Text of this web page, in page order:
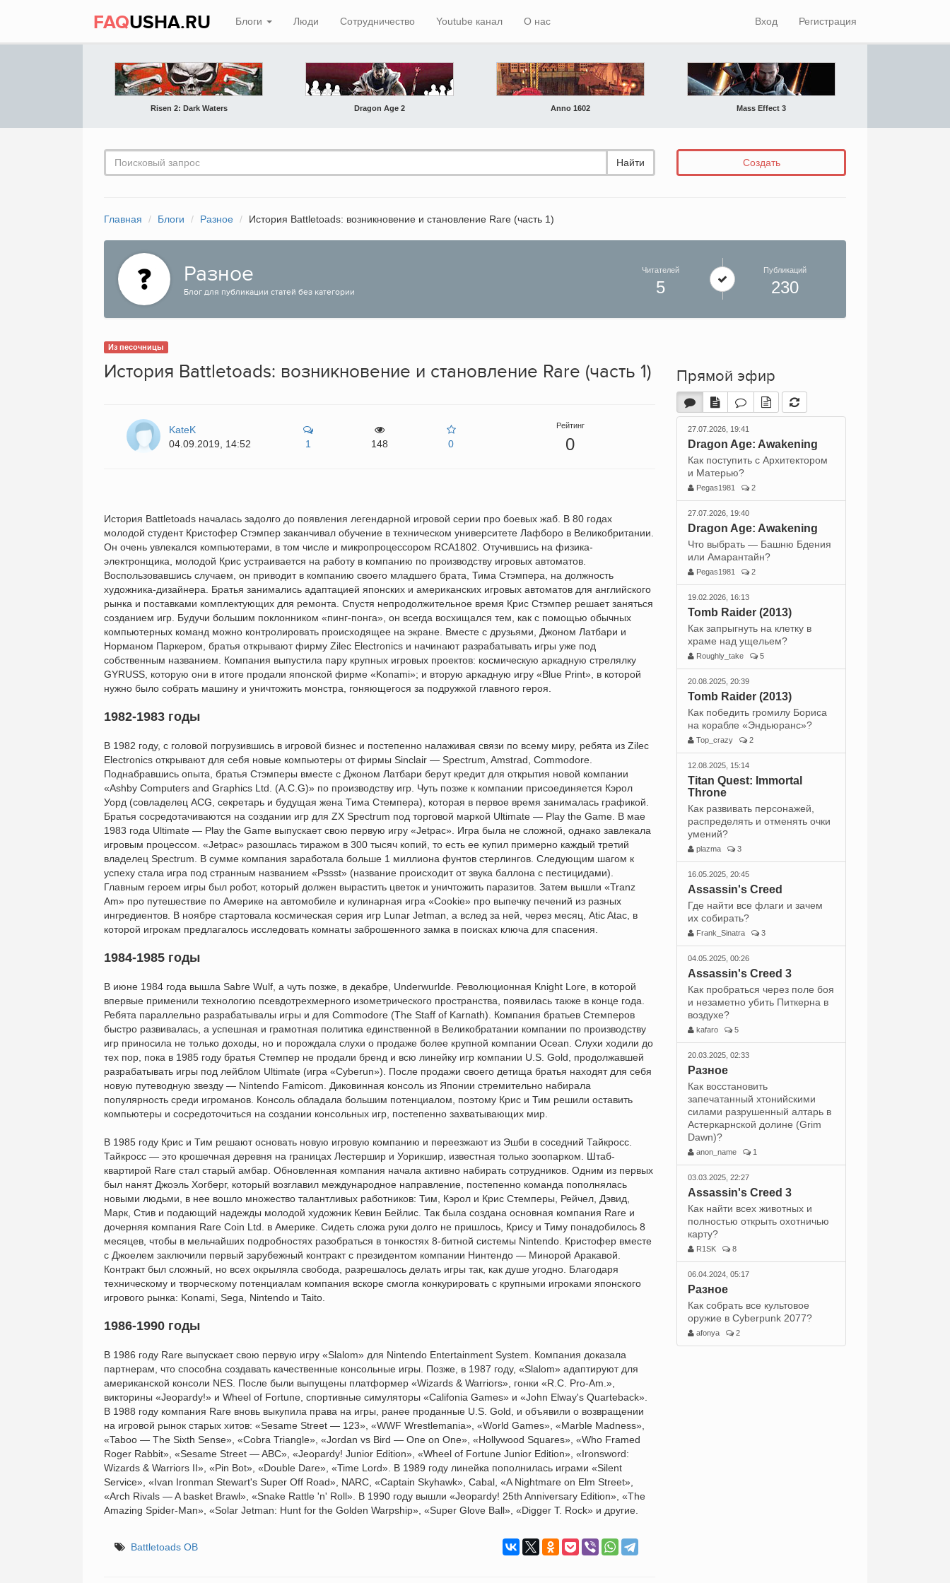
FAQUSHA.RU Блоги Люди Сотрудничество Youtube канал О нас Вход Регистрация
Risen 2: Dark Waters Dragon Age 2 Anno 1602 Mass Effect 3
Найти Создать
Главная Блоги Разное История Battletoads: возникновение и становление Rare (часть 1)
Разное
Блог для публикации статей без категории
Читателей
5
Публикаций
230
Из песочницы
История Battletoads: возникновение и становление Rare (часть 1)
KateK
04.09.2019, 14:52
1 148 0
Рейтинг
0
История Battletoads началась задолго до появления легендарной игровой серии про боевых жаб. В 80 годах
молодой студент Кристофер Стэмпер заканчивал обучение в техническом университете Лафборо в Великобритании.
Он очень увлекался компьютерами, в том числе и микропроцессором RCA1802. Отучившись на физика-
электронщика, молодой Крис устраивается на работу в компанию по производству игровых автоматов.
Воспользовавшись случаем, он приводит в компанию своего младшего брата, Тима Стэмпера, на должность
художника-дизайнера. Братья занимались адаптацией японских и американских игровых автоматов для английского
рынка и поставками комплектующих для ремонта. Спустя непродолжительное время Крис Стэмпер решает заняться
созданием игр. Будучи большим поклонником «пинг-понга», он всегда восхищался тем, как с помощью обычных
компьютерных команд можно контролировать происходящее на экране. Вместе с друзьями, Джоном Латбари и
Норманом Паркером, братья открывают фирму Zilec Electronics и начинают разрабатывать игры уже под
собственным названием. Компания выпустила пару крупных игровых проектов: космическую аркадную стрелялку
GYRUSS, которую они в итоге продали японской фирме «Konami»; и вторую аркадную игру «Blue Print», в которой
нужно было собрать машину и уничтожить монстра, гоняющегося за подружкой главного героя.
1982-1983 годы
В 1982 году, с головой погрузившись в игровой бизнес и постепенно налаживая связи по всему миру, ребята из Zilec
Electronics открывают для себя новые компьютеры от фирмы Sinclair — Spectrum, Amstrad, Commodore.
Поднабравшись опыта, братья Стэмперы вместе с Джоном Латбари берут кредит для открытия новой компании
«Ashby Computers and Graphics Ltd. (A.C.G)» по производству игр. Чуть позже к компании присоединяется Кэрол
Уорд (совладелец ACG, секретарь и будущая жена Тима Стемпера), которая в первое время занималась графикой.
Братья сосредотачиваются на создании игр для ZX Spectrum под торговой маркой Ultimate — Play the Game. В мае
1983 года Ultimate — Play the Game выпускает свою первую игру «Jetpac». Игра была не сложной, однако завлекала
игровым процессом. «Jetpac» разошлась тиражом в 300 тысяч копий, то есть ее купил примерно каждый третий
владелец Spectrum. В сумме компания заработала больше 1 миллиона фунтов стерлингов. Следующим шагом к
успеху стала игра под странным названием «Pssst» (название происходит от звука баллона с пестицидами).
Главным героем игры был робот, который должен вырастить цветок и уничтожить паразитов. Затем вышли «Tranz
Am» про путешествие по Америке на автомобиле и кулинарная игра «Cookie» про выпечку печений из разных
ингредиентов. В ноябре стартовала космическая серия игр Lunar Jetman, а вслед за ней, через месяц, Atic Atac, в
которой игрокам предлагалось исследовать комнаты заброшенного замка в поисках ключа для спасения.
1984-1985 годы
В июне 1984 года вышла Sabre Wulf, а чуть позже, в декабре, Underwurlde. Революционная Knight Lore, в которой
впервые применили технологию псевдотрехмерного изометрического пространства, появилась также в конце года.
Ребята параллельно разрабатывалы игры и для Commodore (The Staff of Karnath). Компания братьев Стемперов
быстро развивалась, а успешная и грамотная политика единственной в Великобратании компании по производству
игр приносила не только доходы, но и порождала слухи о продаже более крупной компании Ocean. Слухи ходили до
тех пор, пока в 1985 году братья Стемпер не продали бренд и всю линейку игр компании U.S. Gold, продолжавшей
разрабатывать игры под лейблом Ultimate (игра «Cyberun»). После продажи своего детища братья находят для себя
новую путеводную звезду — Nintendo Famicom. Диковинная консоль из Японии стремительно набирала
популярность среди игроманов. Консоль обладала большим потенциалом, поэтому Крис и Тим решили оставить
компьютеры и сосредоточиться на создании консольных игр, постепенно захватывающих мир.
В 1985 году Крис и Тим решают основать новую игровую компанию и переезжают из Эшби в соседний Тайкросс.
Тайкросс — это крошечная деревня на границах Лестершир и Уорикшир, известная только зоопарком. Штаб-
квартирой Rare стал старый амбар. Обновленная компания начала активно набирать сотрудников. Одним из первых
был нанят Джоэль Хогберг, который возглавил международное направление, постепенно команда пополнялась
новыми людьми, в нее вошло множество талантливых работников: Тим, Кэрол и Крис Стемперы, Рейчел, Дэвид,
Марк, Стив и подающий надежды молодой художник Кевин Бейлис. Так была создана основная компания Rare и
дочерняя компания Rare Coin Ltd. в Америке. Сидеть сложа руки долго не пришлось, Крису и Тиму понадобилось 8
месяцев, чтобы в мельчайших подробностях разобраться в тонкостях 8-битной системы Nintendo. Кристофер вместе
с Джоелем заключили первый зарубежный контракт с президентом компании Нинтендо — Минорой Аракавой.
Контракт был сложный, но всех окрыляла свобода, разрешалось делать игры так, как душе угодно. Благодаря
техническому и творческому потенциалам компания вскоре смогла конкурировать с крупными игроками японского
игрового рынка: Konami, Sega, Nintendo и Taito.
1986-1990 годы
В 1986 году Rare выпускает свою первую игру «Slalom» для Nintendo Entertainment System. Компания доказала
партнерам, что способна создавать качественные консольные игры. Позже, в 1987 году, «Slalom» адаптируют для
американской консоли NES. После были выпущены платформер «Wizards & Warriors», гонки «R.C. Pro-Am.»,
викторины «Jeopardy!» и Wheel of Fortune, спортивные симуляторы «Califonia Games» и «John Elway's Quarteback».
В 1988 году компания Rare вновь выкупила права на игры, ранее проданные U.S. Gold, и объявили о возвращении
на игровой рынок старых хитов: «Sesame Street — 123», «WWF Wrestlemania», «World Games», «Marble Madness»,
«Taboo — The Sixth Sense», «Cobra Triangle», «Jordan vs Bird — One on One», «Hollywood Squares», «Who Framed
Roger Rabbit», «Sesame Street — ABC», «Jeopardy! Junior Edition», «Wheel of Fortune Junior Edition», «Ironsword:
Wizards & Warriors II», «Pin Bot», «Double Dare», «Time Lord». В 1989 году линейка пополнилась играми «Silent
Service», «Ivan Ironman Stewart's Super Off Road», NARC, «Captain Skyhawk», Cabal, «A Nightmare on Elm Street»,
«Arch Rivals — A basket Brawl», «Snake Rattle 'n' Roll». В 1990 году вышли «Jeopardy! 25th Anniversary Edition», «The
Amazing Spider-Man», «Solar Jetman: Hunt for the Golden Warpship», «Super Glove Ball», «Digger T. Rock» и другие.
Battletoads ОВ
Прямой эфир
27.07.2026, 19:41
Dragon Age: Awakening
Как поступить с Архитектором
и Матерью?
Pegas1981 2
27.07.2026, 19:40
Dragon Age: Awakening
Что выбрать — Башню Бдения
или Амарантайн?
Pegas1981 2
19.02.2026, 16:13
Tomb Raider (2013)
Как запрыгнуть на клетку в
храме над ущельем?
Roughly_take 5
20.08.2025, 20:39
Tomb Raider (2013)
Как победить громилу Бориса
на корабле «Эндьюранс»?
Top_crazy 2
12.08.2025, 15:14
Titan Quest: Immortal
Throne
Как развивать персонажей,
распределять и отменять очки
умений?
plazma 3
16.05.2025, 20:45
Assassin's Creed
Где найти все флаги и зачем
их собирать?
Frank_Sinatra 3
04.05.2025, 00:26
Assassin's Creed 3
Как пробраться через поле боя
и незаметно убить Питкерна в
воздухе?
kafaro 5
20.03.2025, 02:33
Разное
Как восстановить
запечатанный хтонийскими
силами разрушенный алтарь в
Астеркарнской долине (Grim
Dawn)?
anon_name 1
03.03.2025, 22:27
Assassin's Creed 3
Как найти всех животных и
полностью открыть охотничью
карту?
R1SK 8
06.04.2024, 05:17
Разное
Как собрать все культовое
оружие в Cyberpunk 2077?
afonya 2